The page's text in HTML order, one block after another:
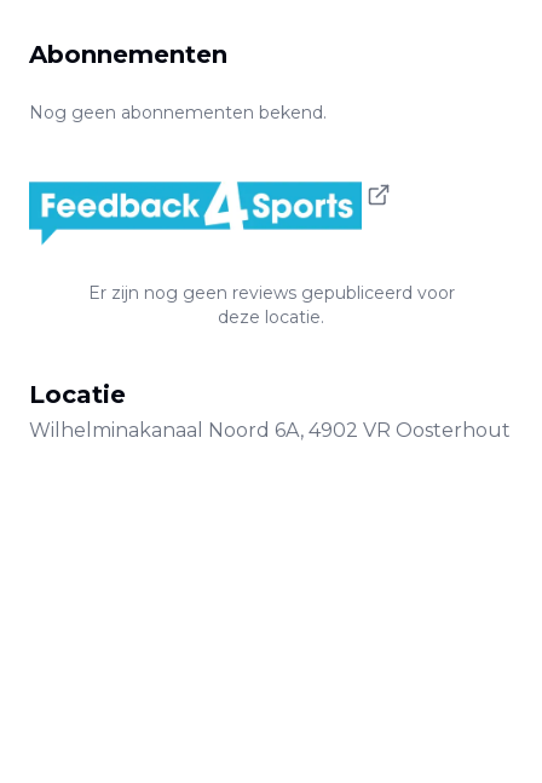
Abonnementen
Nog geen abonnementen bekend.
Er zijn nog geen reviews gepubliceerd voor
deze locatie.
Locatie
Wilhelminakanaal Noord 6A, 4902 VR Oosterhout